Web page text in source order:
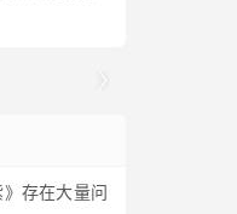
存在大量问